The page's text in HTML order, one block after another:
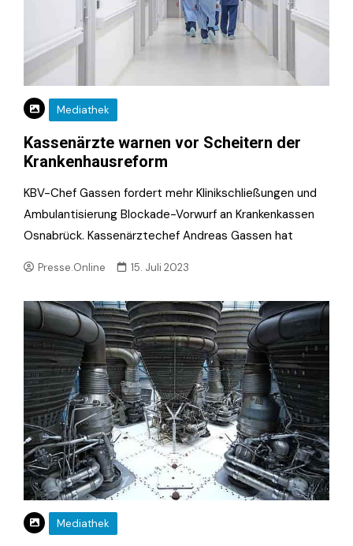
Mediathek
Kassenärzte warnen vor Scheitern der
Krankenhausreform
KBV-Chef Gassen fordert mehr Klinikschließungen und
Ambulantisierung Blockade-Vorwurf an Krankenkassen
Osnabrück. Kassenärztechef Andreas Gassen hat
Presse.Online 15. Juli 2023
Mediathek